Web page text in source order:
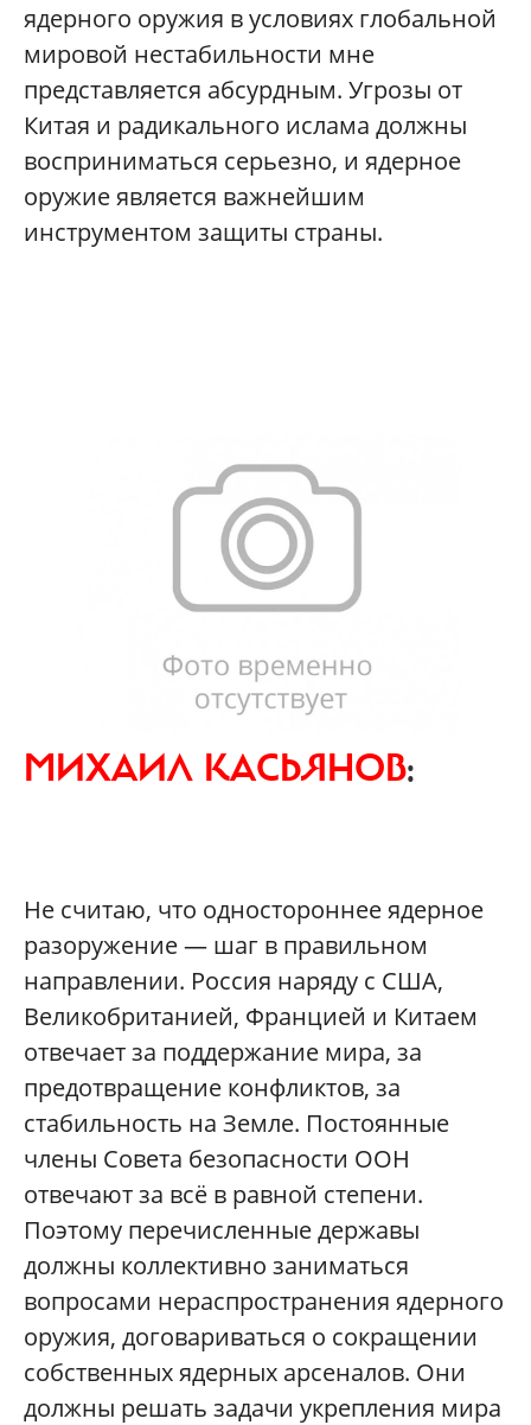
ядерного оружия в условиях глобальной
мировой нестабильности мне
представляется абсурдным. Угрозы от
Китая и радикального ислама должны
восприниматься серьезно, и ядерное
оружие является важнейшим
инструментом защиты страны.
МИХАИЛ КАСЬЯНОВ:
Не считаю, что одностороннее ядерное
разоружение — шаг в правильном
направлении. Россия наряду с США,
Великобританией, Францией и Китаем
отвечает за поддержание мира, за
предотвращение конфликтов, за
стабильность на Земле. Постоянные
члены Совета безопасности ООН
отвечают за всё в равной степени.
Поэтому перечисленные державы
должны коллективно заниматься
вопросами нераспространения ядерного
оружия, договариваться о сокращении
собственных ядерных арсеналов. Они
должны решать задачи укрепления мира